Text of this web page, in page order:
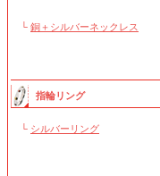
└ 銅＋シルバーネックレス
指輪リング
└ シルバーリング